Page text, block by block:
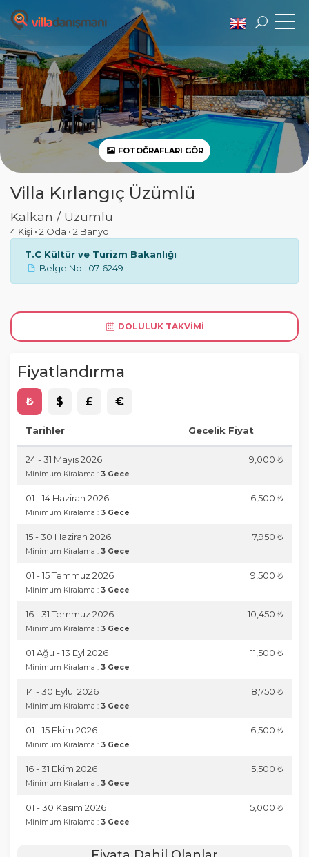
FOTOĞRAFLARI GÖR
Villa Kırlangıç Üzümlü
Kalkan / Üzümlü
4 Kişi • 2 Oda • 2 Banyo
T.C Kültür ve Turizm Bakanlığı
Belge No.: 07-6249
DOLULUK TAKVIMI
Fiyatlandırma
₺ $ £ €
Tarihler Gecelik Fiyat
24 - 31 Mayıs 2026
Minimum Kiralama : 3 Gece
9,000 ₺
01 - 14 Haziran 2026
Minimum Kiralama : 3 Gece
6,500 ₺
15 - 30 Haziran 2026
Minimum Kiralama : 3 Gece
7,950 ₺
01 - 15 Temmuz 2026
Minimum Kiralama : 3 Gece
9,500 ₺
16 - 31 Temmuz 2026
Minimum Kiralama : 3 Gece
10,450 ₺
01 Ağu - 13 Eyl 2026
Minimum Kiralama : 3 Gece
11,500 ₺
14 - 30 Eylül 2026
Minimum Kiralama : 3 Gece
8,750 ₺
01 - 15 Ekim 2026
Minimum Kiralama : 3 Gece
6,500 ₺
16 - 31 Ekim 2026
Minimum Kiralama : 3 Gece
5,500 ₺
01 - 30 Kasım 2026
Minimum Kiralama : 3 Gece
5,000 ₺